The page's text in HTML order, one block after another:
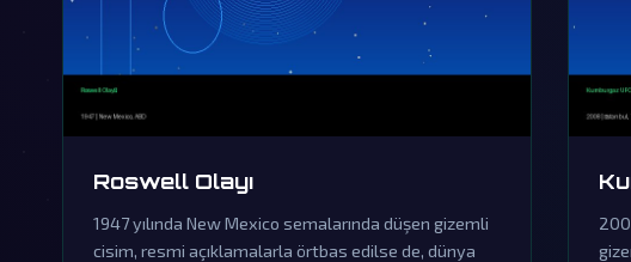
Roswell Olayı
1947 yılında New Mexico semalarında düşen gizemli
cisim, resmi açıklamalarla örtbas edilse de, dünya